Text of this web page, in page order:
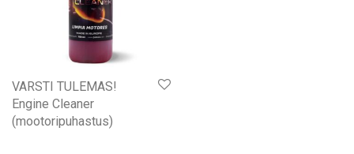
VARSTI TULEMAS!
Engine Cleaner
(mootoripuhastus)